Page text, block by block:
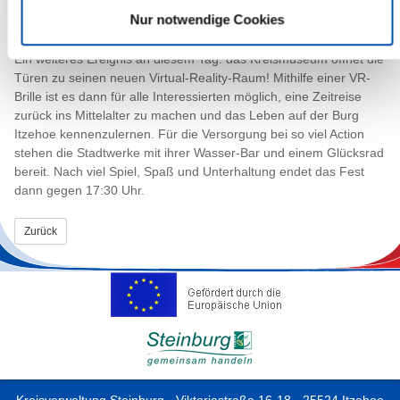
Nur notwendige Cookies
Dabei werden sie von den Künstler*innen des Künstlerbundes
Ein weiteres Ereignis an diesem Tag: das Kreismuseum öffnet die
Türen zu seinen neuen Virtual-Reality-Raum! Mithilfe einer VR-
Brille ist es dann für alle Interessierten möglich, eine Zeitreise
zurück ins Mittelalter zu machen und das Leben auf der Burg
Itzehoe kennenzulernen. Für die Versorgung bei so viel Action
stehen die Stadtwerke mit ihrer Wasser-Bar und einem Glücksrad
bereit. Nach viel Spiel, Spaß und Unterhaltung endet das Fest
dann gegen 17:30 Uhr.
Zurück